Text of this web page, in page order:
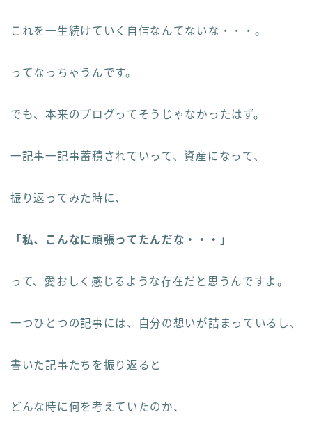
これを一生続けていく自信なんてないな・・・。
ってなっちゃうんです。
でも、本来のブログってそうじゃなかったはず。
一記事一記事蓄積されていって、資産になって、
振り返ってみた時に、
「私、こんなに頑張ってたんだな・・・」
って、愛おしく感じるような存在だと思うんですよ。
一つひとつの記事には、自分の想いが詰まっているし、
書いた記事たちを振り返ると
どんな時に何を考えていたのか、